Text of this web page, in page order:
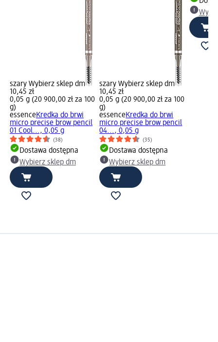
szary Wybierz sklep dm
10,45 zł
0,05 g (20 900,00 zł za 100
g)
essenceKredka do brwi
micro precise brow pencil
01 Cool..., 0,05 g
(38)
Dostawa dostępna
Wybierz sklep dm
szary Wybierz sklep dm
10,45 zł
0,05 g (20 900,00 zł za 100
g)
essenceKredka do brwi
micro precise brow pencil
04..., 0,05 g
(35)
Dostawa dostępna
Wybierz sklep dm